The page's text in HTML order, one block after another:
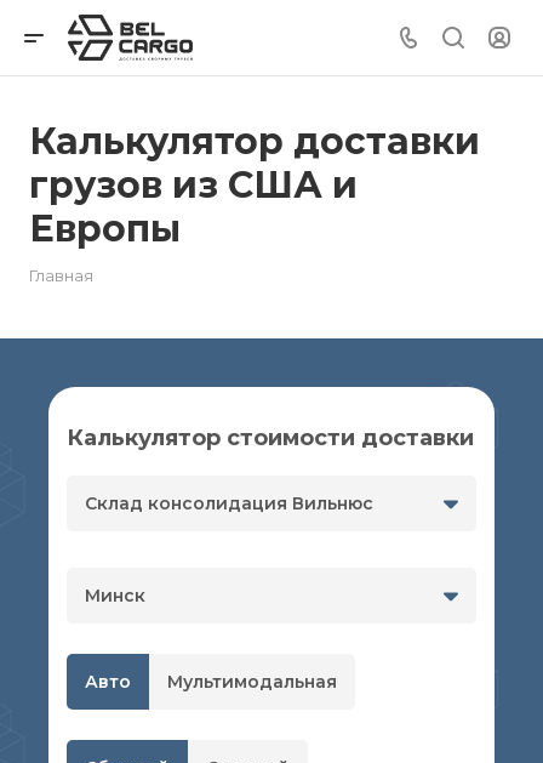
Калькулятор доставки
грузов из США и
Европы
Главная
Калькулятор стоимости доставки
Склад консолидация Вильнюс
Минск
Авто Мультимодальная